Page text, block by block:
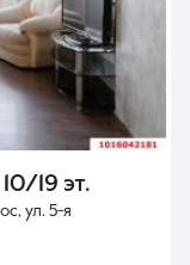
10/19 эт.
ул. 5-я